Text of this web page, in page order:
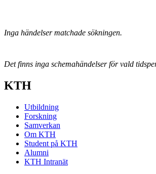
Inga händelser matchade sökningen.
Det finns inga schemahändelser för vald
KTH
Utbildning
Forskning
Samverkan
Om KTH
Student på KTH
Alumni
KTH Intranät